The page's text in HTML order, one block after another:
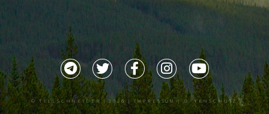
©TILLSCHNEIDER | 2026 |IMPRESSUM |DATENSCHUTZ